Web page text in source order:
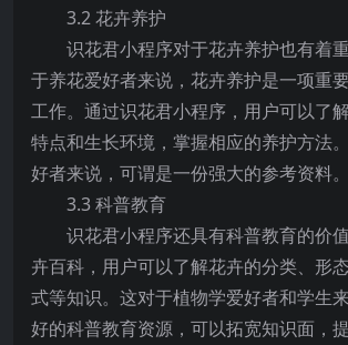
3.2 花卉养护
识花君小程序对于花卉养护也有着
于养花爱好者来说，花卉养护是一项重
工作。通过识花君小程序，用户可以了
特点和生长环境，掌握相应的养护方法
好者来说，可谓是一份强大的参考资料。
3.3 科普教育
识花君小程序还具有科普教育的价
卉百科，用户可以了解花卉的分类、形
式等知识。这对于植物学爱好者和学生
好的科普教育资源，可以拓宽知识面，